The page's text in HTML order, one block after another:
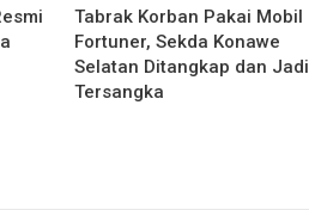
Tabrak Korban Pakai Mobil
Fortuner, Sekda Konawe
Selatan Ditangkap dan Jadi
Tersangka